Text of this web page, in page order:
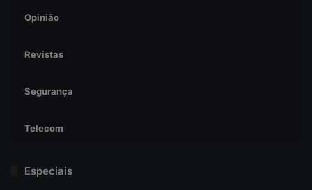
Opinião
Revistas
Segurança
Telecom
Especiais